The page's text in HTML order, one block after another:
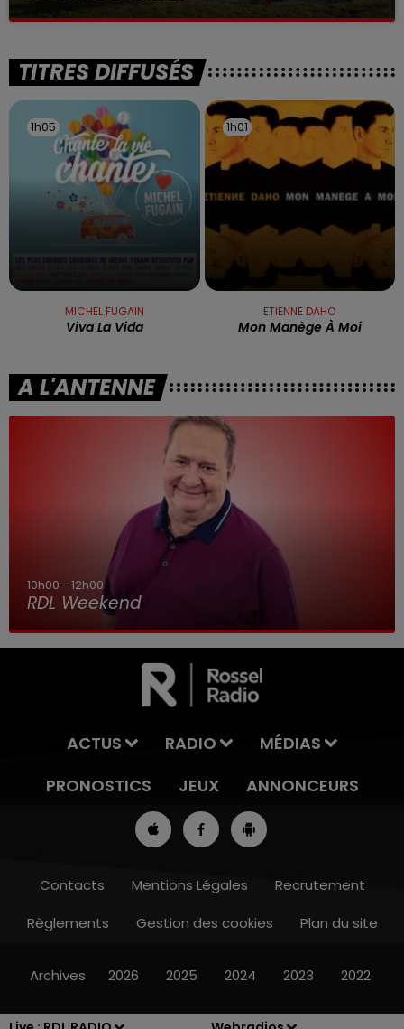
7h00 - 10h00
La victime a coulé à pic
TITRES DIFFUSÉS
1h05
1h05
MICHEL FUGAIN
Viva La Vida
1h01
1h01
ETIENNE DAHO
Mon Manège À Moi
A L'ANTENNE
10h00 - 12h00
RDL Weekend
ACTUS RADIO
MÉDIAS
PRONOSTICS
JEUX ANNONCEURS
Contacts Mentions Légales
Recrutement
Règlements
Gestion des cookies Plan du site
Archives 2026 2025 2024 2023 2022